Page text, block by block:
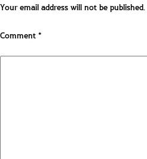
Your email address will not be published.
Comment*